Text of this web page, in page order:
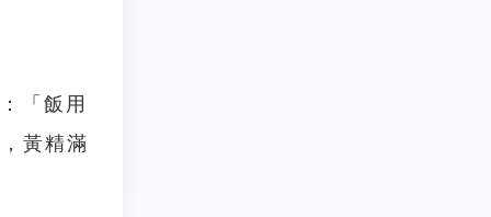
「飯用
黃精滿